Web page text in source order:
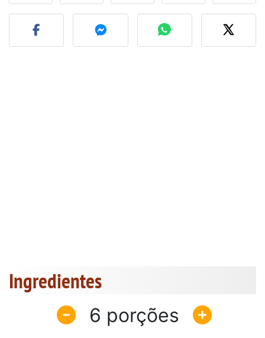
Fez esta receita?
Ingredientes
6